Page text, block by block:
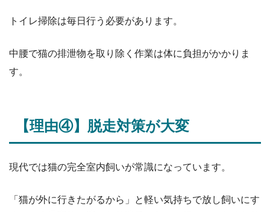
トイレ掃除は毎日行う必要があります。
中腰で猫の排泄物を取り除く作業は体に負担がかかりま
す。
【理由④】脱走対策が大変
現代では猫の完全室内飼いが常識になっています。
「猫が外に行きたがるから」と軽い気持ちで放し飼いにす